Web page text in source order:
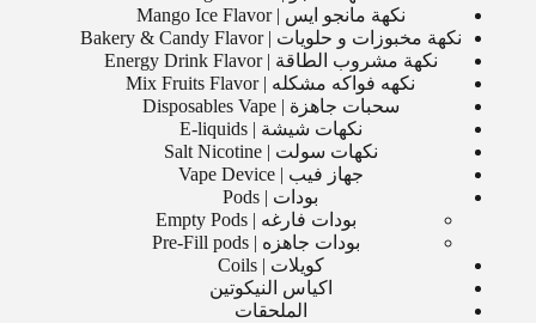
نكهة مانجو ايس | Mango Ice Flavor
نكهة مخبوزات و حلويات | Bakery & Candy Flavor
نكهة مشروب الطاقة | Energy Drink Flavor
نكهه فواكه مشكله | Mix Fruits Flavor
سحبات جاهزة | Disposables Vape
نكهات شيشة | E-liquids
نكهات سولت | Salt Nicotine
جهاز فيب | Vape Device
بودات | Pods
بودات فارغه | Empty Pods
بودات جاهزه | Pre-Fill pods
كويلات | Coils
اكياس النيكوتين
الملحقات